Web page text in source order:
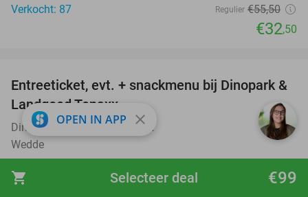
shopping_cart €99
Selecteer deal
Verkocht: 87
Regulier €55,50
€32,50
22%
Entreeticket, evt. + snackmenu bij Dinopark &
Landgoed Tenaxx
Dinopark & Landgoed Tenaxx 9.3 star
Wedde
€10,95
OPEN IN APP close